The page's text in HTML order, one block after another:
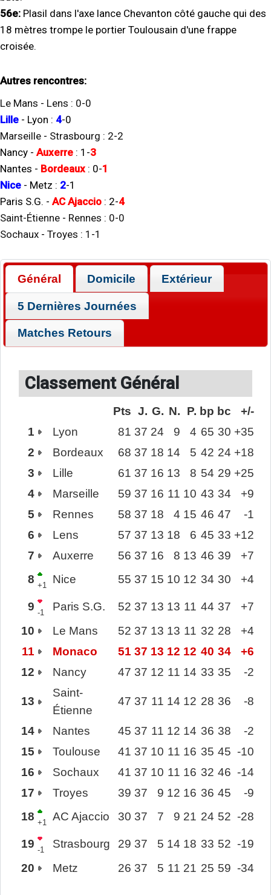
56e: Plasil dans l'axe lance Chevanton côté gauche qui des
18 mètres trompe le portier Toulousain d'une frappe
croisée.
Autres rencontres:
Le Mans - Lens : 0-0
Lille - Lyon : 4-0
Marseille - Strasbourg : 2-2
Nancy - Auxerre : 1 -3
Nantes - Bordeaux : 0-1
Nice - Metz : 2-1
Paris S.G. - AC Ajaccio : 2-4
Saint-Étienne - Rennes : 0-0
Sochaux - Troyes : 1 -1
Général Domicile Extérieur
5 Dernières Journées
Matches Retours
Classement Général
Pts J. G. N. P. bp bc
+/-
1
Lyon 81 37 24 9 4 65 30 +35
2
Bordeaux 68 37 18 14 5 42 24 +18
3
Lille 61 37 16 13 8 54 29 +25
4
Marseille 59 37 16 11 10 43 34
+9
5
Rennes 58 37 18 4 15 46 47
-1
6
Lens 57 37 13 18 6 45 33 +12
7
Auxerre 56 37 16 8 13 46 39
+7
8 +1 Nice 55 37 15 10 12 34 30 +4
9 -1 Paris S.G. 52 37 13 13 11 44 37
+7
10
Le Mans 52 37 13 13 11 32 28
+4
11
Monaco 51 37 13 12 12 40 34
+6
12
Nancy 47 37 12 11 14 33 35 -2
13
Saint-
Étienne
47 37 11 14 12 28 36 -8
14 Nantes 45 37 11 12 14 36 38
-2
15
Toulouse 41 37 10 11 16 35 45 -10
16
Sochaux 41 37 10 11 16 32 46 -14
17
Troyes 39 37 9 12 16 36 45
-9
18 +1 AC Ajaccio 30 37 7 9 21 24 52 -28
19 -1 Strasbourg 29 37 5 14 18 33 52 -19
20
Metz 26 37 5 11 21 25 59 -34